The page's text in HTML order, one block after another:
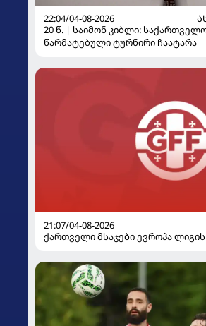
22:04/04-08-2026
20 წ. | საიმონ კიბლი:
წარმატებული ტურნირი ჩაატარა
21:07/04-08-2026
ქართველი მსაჯები ევროპა ლიგის